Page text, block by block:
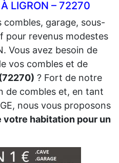
LIGRON – 72270
combles, garage, sous-
pour revenus modestes
Vous avez besoin de
vos combles et de
? Fort de notre
de combles et, en tant
nous vous proposons
votre habitation pour un